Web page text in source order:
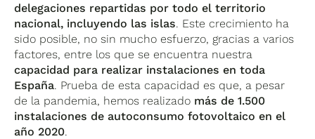
delegaciones repartidas por todo el territorio
nacional, incluyendo las islas. Este crecimiento ha
sido posible, no sin mucho esfuerzo, gracias a varios
factores, entre los que se encuentra nuestra
capacidad para realizar instalaciones en toda
España. Prueba de esta capacidad es que, a pesar
de la pandemia, hemos realizado más de 1.500
instalaciones de autoconsumo fotovoltaico en el
año 2020.